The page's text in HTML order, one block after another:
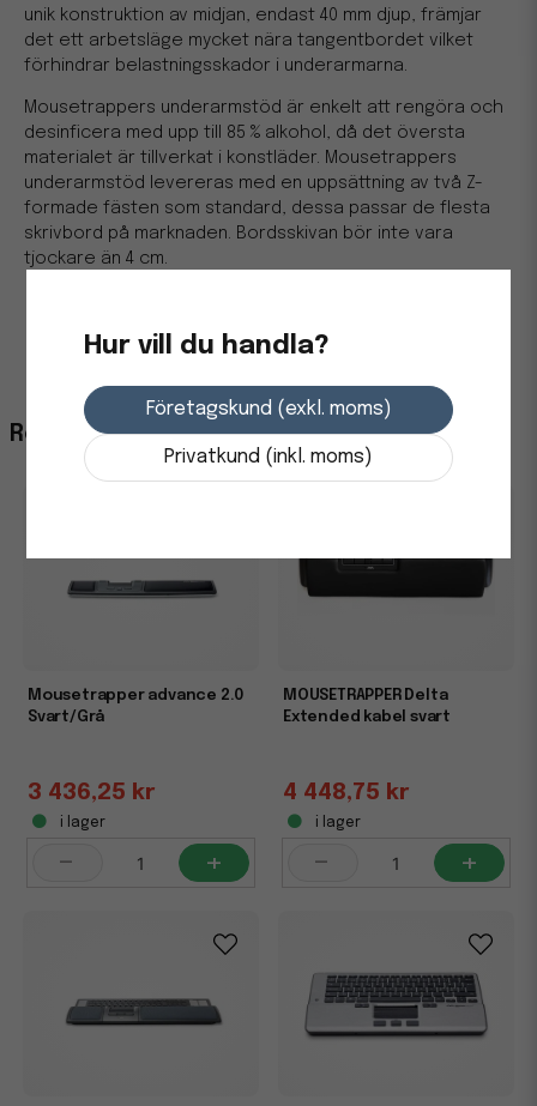
Relaterade produkter
Mousetrapper advance 2.0
Svart/Grå
3 436,25 kr
i lager
- +
MOUSETRAPPER Delta
Extended kabel svart
4 448,75 kr
i lager
- +
unik konstruktion av midjan, endast 40 mm djup, främjar
det ett arbetsläge mycket nära tangentbordet vilket
förhindrar belastningsskador i underarmarna.
Mousetrappers underarmstöd är enkelt att rengöra och
desinficera med upp till 85 % alkohol, då det översta
materialet är tillverkat i konstläder. Mousetrappers
underarmstöd levereras med en uppsättning av två Z-
formade fästen som standard, dessa passar de flesta
skrivbord på marknaden. Bordsskivan bör inte vara
tjockare än 4 cm.
Midja: 40 mm
Hur vill du handla?
Företagskund (exkl. moms)
Privatkund (inkl. moms)